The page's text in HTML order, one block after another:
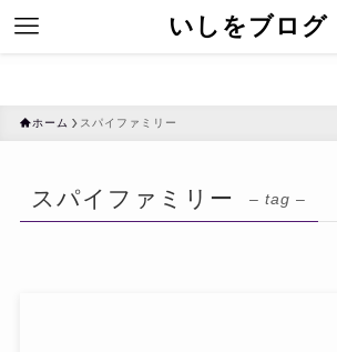
いしをブログ
ホーム スパイファミリー
スパイファミリー – tag –